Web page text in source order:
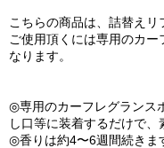
こちらの商品は、詰替えリ
ご使用頂くには専用のカ
なります。
◎専用のカーフレグランス
し口等に装着するだけで
◎香りは約4〜6週間続きま